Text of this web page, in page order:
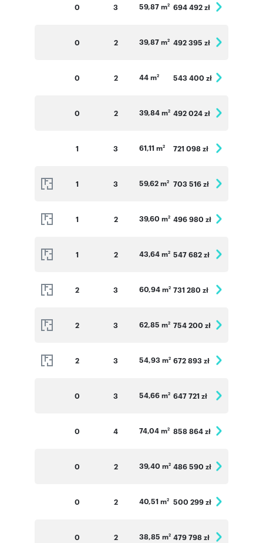
0 3 59,87 m2 694 492 zł
0 2 39,87 m2 492 395 zł
0 2 44 m2 543 400 zł
0 2 39,84 m2 492 024 zł
1 3 61,11 m2 721 098 zł
1 3 59,62 m2 703 516 zł
1 2 39,60 m2 496 980 zł
1 2 43,64 m2 547 682 zł
2 3 60,94 m2 731 280 zł
2 3 62,85 m2 754 200 zł
2 3 54,93 m2 672 893 zł
0 3 54,66 m2 647 721 zł
0 4 74,04 m2 858 864 zł
0 2 39,40 m2 486 590 zł
0 2 40,51 m2 500 299 zł
0 2 38,85 m2 479 798 zł